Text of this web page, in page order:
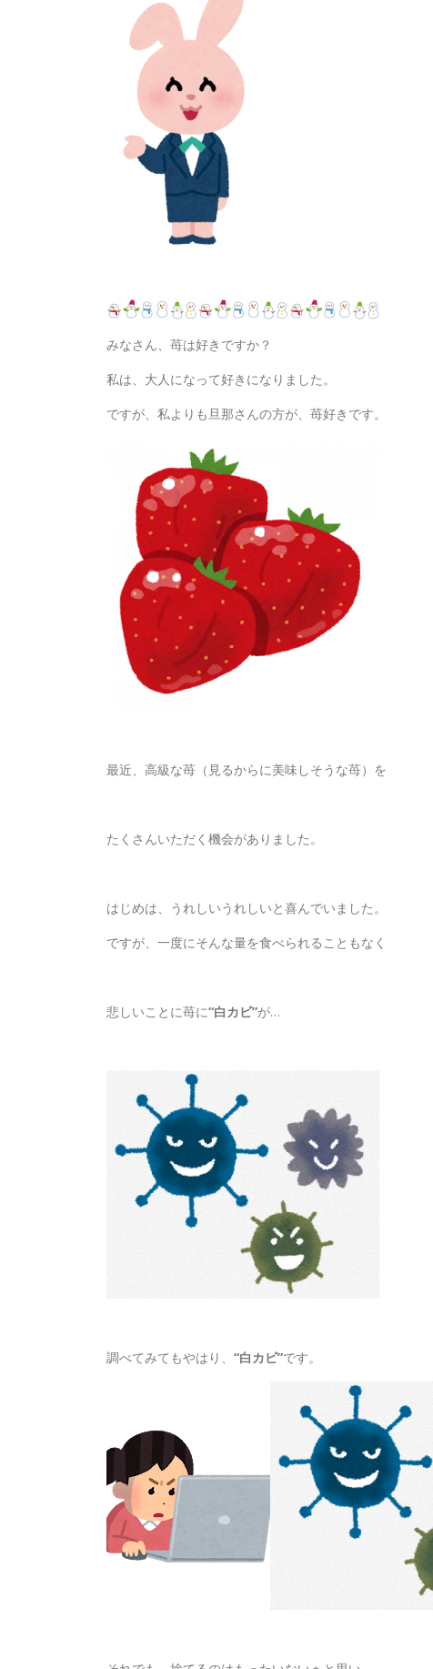
みなさん、苺は好きですか？
私は、大人になって好きになりました。
ですが、私よりも旦那さんの方が、苺好きです。
最近、高級な苺（見るからに美味しそうな苺）を
たくさんいただく機会がありました。
はじめは、うれしいうれしいと喜んでいました。
ですが、一度にそんな量を食べられることもなく
悲しいことに苺に“白カビ”が…
調べてみてもやはり、 “白カビ”です。